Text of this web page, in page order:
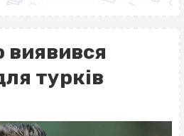
виявився
турків